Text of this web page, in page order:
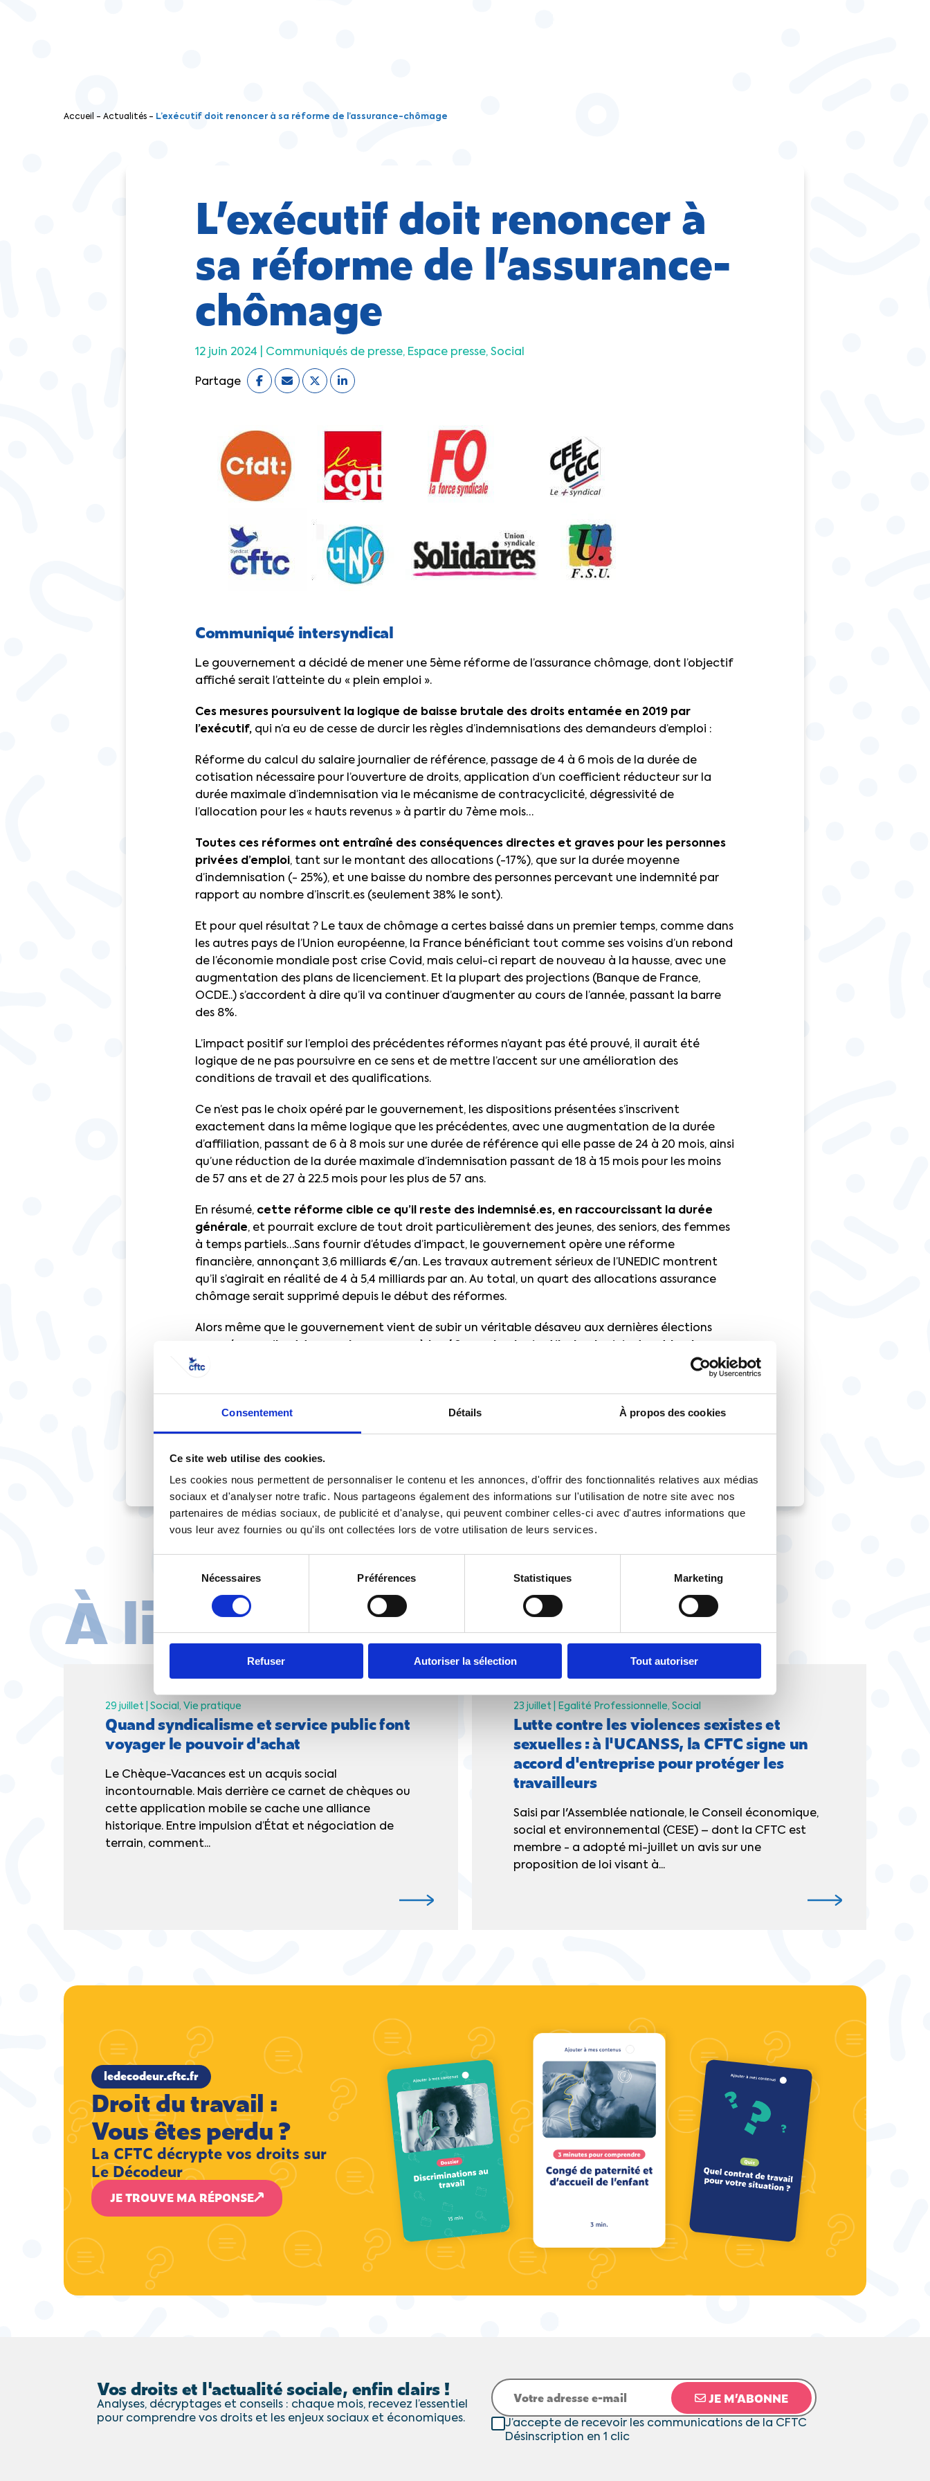
Consentement Détails À propos des cookies
Ce site web utilise des cookies.
Les cookies nous permettent de personnaliser le contenu et les annonces, d'offrir des fonctionnalités relatives aux médias
sociaux et d'analyser notre trafic. Nous partageons également des informations sur l'utilisation de notre site avec nos
partenaires de médias sociaux, de publicité et d'analyse, qui peuvent combiner celles-ci avec d'autres informations que
vous leur avez fournies ou qu'ils ont collectées lors de votre utilisation de leurs services.
consentement
Nécessaires Préférences Statistiques Marketing
Refuser Autoriser la sélection Tout autoriser
Accueil - Actualités - L’exécutif doit renoncer à sa réforme de l’assurance-chômage
L’exécutif doit renoncer à
sa réforme de l’assurance-
chômage
12 juin 2024 | Communiqués de presse Espace presse Social
Partage
Communiqué intersyndical
Le gouvernement a décidé de mener une 5ème réforme de l’assurance chômage, dont l’objectif
affiché serait l’atteinte du « plein emploi ».
Ces mesures poursuivent la logique de baisse brutale des droits entamée en 2019 par
l’exécutif, qui n’a eu de cesse de durcir les règles d’indemnisations des demandeurs d’emploi :
Réforme du calcul du salaire journalier de référence, passage de 4 à 6 mois de la durée de
cotisation nécessaire pour l’ouverture de droits, application d’un coefficient réducteur sur la
durée maximale d’indemnisation via le mécanisme de contracyclicité, dégressivité de
l’allocation pour les « hauts revenus » à partir du 7ème mois…
Toutes ces réformes ont entraîné des conséquences directes et graves pour les personnes
privées d’emploi, tant sur le montant des allocations (-17%), que sur la durée moyenne
d’indemnisation (- 25%), et une baisse du nombre des personnes percevant une indemnité par
rapport au nombre d’inscrit·es (seulement 38% le sont).
Et pour quel résultat ? Le taux de chômage a certes baissé dans un premier temps, comme dans
les autres pays de l’Union européenne, la France bénéficiant tout comme ses voisins d’un rebond
de l’économie mondiale post crise Covid, mais celui-ci repart de nouveau à la hausse, avec une
augmentation des plans de licenciement. Et la plupart des projections (Banque de France,
OCDE..) s’accordent à dire qu’il va continuer d’augmenter au cours de l’année, passant la barre
des 8%.
L’impact positif sur l’emploi des précédentes réformes n’ayant pas été prouvé, il aurait été
logique de ne pas poursuivre en ce sens et de mettre l’accent sur une amélioration des
conditions de travail et des qualifications.
Ce n’est pas le choix opéré par le gouvernement, les dispositions présentées s’inscrivent
exactement dans la même logique que les précédentes, avec une augmentation de la durée
d’affiliation, passant de 6 à 8 mois sur une durée de référence qui elle passe de 24 à 20 mois, ainsi
qu’une réduction de la durée maximale d’indemnisation passant de 18 à 15 mois pour les moins
de 57 ans et de 27 à 22.5 mois pour les plus de 57 ans.
En résumé, cette réforme cible ce qu’il reste des indemnisé.es, en raccourcissant la durée
générale, et pourrait exclure de tout droit particulièrement des jeunes, des seniors, des femmes
à temps partiels…Sans fournir d’études d’impact, le gouvernement opère une réforme
financière, annonçant 3,6 milliards €/an. Les travaux autrement sérieux de l’UNEDIC montrent
qu’il s’agirait en réalité de 4 à 5,4 milliards par an. Au total, un quart des allocations assurance
chômage serait supprimé depuis le début des réformes.
Alors même que le gouvernement vient de subir un véritable désaveu aux dernières élections
violente jamais vue.
Le 12 juin 2024
TÉLÉCHARGER CE COMMUNIQUÉ DE PRESSE AU FORMAT PDF
À lire aussi
29 juillet | Social Vie pratique
Quand syndicalisme et service public font
voyager le pouvoir d'achat
Le Chèque-Vacances est un acquis social
incontournable. Mais derrière ce carnet de chèques ou
cette application mobile se cache une alliance
historique. Entre impulsion d’État et négociation de
terrain, comment...
23 juillet | Egalité Professionnelle Social
Lutte contre les violences sexistes et
sexuelles : à l'UCANSS, la CFTC signe un
accord d'entreprise pour protéger les
travailleurs
Saisi par l'Assemblée nationale, le Conseil économique,
social et environnemental (CESE) – dont la CFTC est
membre - a adopté mi-juillet un avis sur une
proposition de loi visant à...
ledecodeur.cftc.fr
Droit du travail :
Vous êtes perdu ?
La CFTC décrypte vos droits sur
Le Décodeur
JE TROUVE MA RÉPONSE
Vos droits et l'actualité sociale, enfin clairs !
Analyses, décryptages et conseils : chaque mois, recevez l’essentiel
pour comprendre vos droits et les enjeux sociaux et économiques.
JE M’ABONNE
J’accepte de recevoir les communications de la CFTC
Désinscription en 1 clic